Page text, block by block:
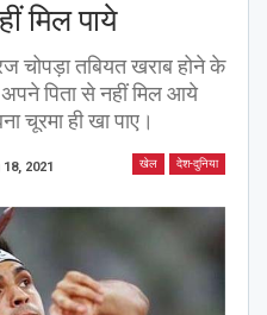
मिल पाये
चोपड़ा तबियत खराब होने के
पिता से नहीं मिल आये
चूरमा ही खा पाए।
खेल देश-दुनिया
2021